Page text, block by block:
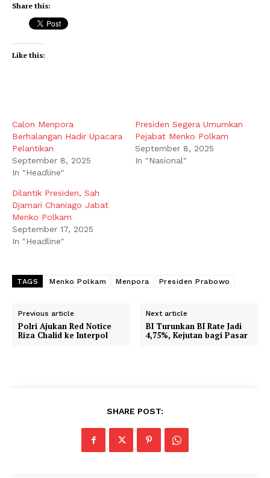
Share this:
Like this:
Calon Menpora
Berhalangan Hadir Upacara
Pelantikan
September 8, 2025
In "Headline"
Presiden Segera Umumkan
Pejabat Menko Polkam
September 8, 2025
In "Nasional"
Dilantik Presiden, Sah
Djamari Chaniago Jabat
Menko Polkam
September 17, 2025
In "Headline"
TAGS Menko Polkam Menpora Presiden Prabowo
Previous article
Polri Ajukan Red Notice
Riza Chalid ke Interpol
Next article
BI Turunkan BI Rate Jadi
4,75%, Kejutan bagi Pasar
SHARE POST: